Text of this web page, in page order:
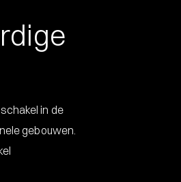
in de
gebouwen.